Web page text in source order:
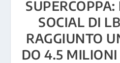
SOCIAL DI
RAGGIUNTO
DO 4.5 MILIONI